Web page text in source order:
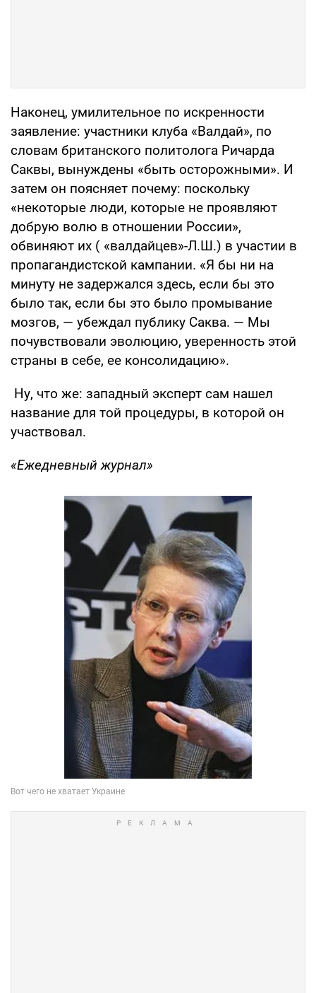
Наконец, умилительное по искренности
заявление: участники клуба «Валдай», по
словам британского политолога Ричарда
Саквы, вынуждены «быть осторожными». И
затем он поясняет почему: поскольку
«некоторые люди, которые не проявляют
добрую волю в отношении России»,
обвиняют их ( «валдайцев»-Л.Ш.) в участии в
пропагандистской кампании. «Я бы ни на
минуту не задержался здесь, если бы это
было так, если бы это было промывание
мозгов, — убеждал публику Саква. — Мы
почувствовали эволюцию, уверенность этой
страны в себе, ее консолидацию».
Ну, что же: западный эксперт сам нашел
название для той процедуры, в которой он
участвовал.
«Ежедневный журнал»